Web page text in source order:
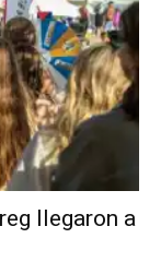
llegaron a